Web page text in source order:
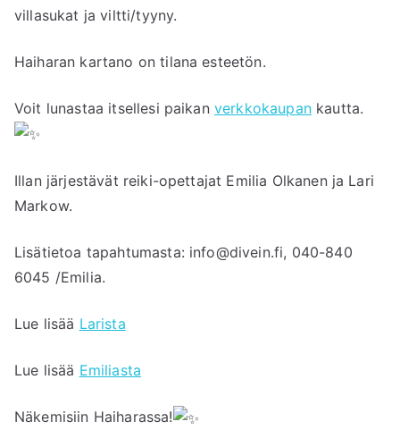
villasukat ja viltti/tyyny.
Haiharan kartano on tilana esteetön.
Voit lunastaa itsellesi paikan verkkokaupankautta.
Illan järjestävät reiki-opettajat Emilia Olkanen ja Lari
Markow.
Lisätietoa tapahtumasta: info@divein.fi, 040-840
6045 /Emilia.
Lue lisää Larista
Lue lisää Emiliasta
Näkemisiin Haiharassa!